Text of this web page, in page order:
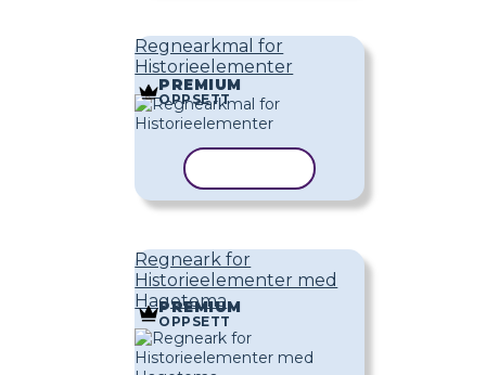
Regnearkmal for
Historieelementer
PREMIUM
OPPSETT
Regneark for
Historieelementer med
Hagetema
PREMIUM
OPPSETT